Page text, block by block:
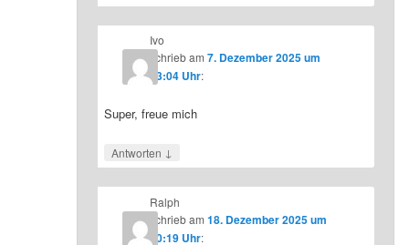
Ivo
schriebam 7. Dezember 2025 um
23:04 Uhr:
Super, freue mich
Antworten ↓
Ralph
schriebam 18. Dezember 2025 um
10:19 Uhr: